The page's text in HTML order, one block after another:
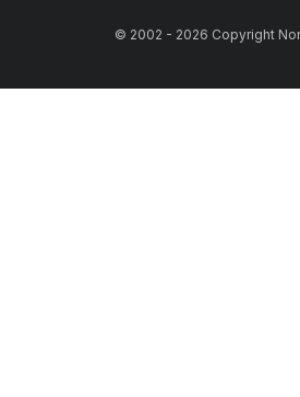
© 2002 - 2026 Copyright